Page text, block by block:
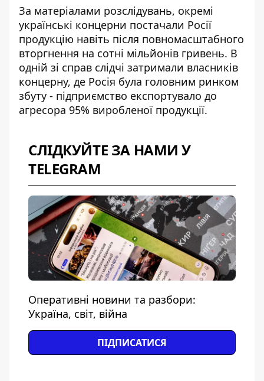
За матеріалами розслідувань, окремі
українські концерни постачали Росії
продукцію навіть після повномасштабного
вторгнення на сотні мільйонів гривень. В
одній зі справ слідчі затримали власників
концерну, де Росія була головним ринком
збуту - підприємство експортувало до
агресора 95% виробленої продукції.
СЛІДКУЙТЕ ЗА НАМИ У
TELEGRAM
Оперативні новини та разбори:
Україна, світ, війна
ПІДПИСАТИСЯ